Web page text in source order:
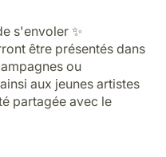
s'envoler ✨
être présentés dans
ou
aux jeunes artistes
partagée avec le